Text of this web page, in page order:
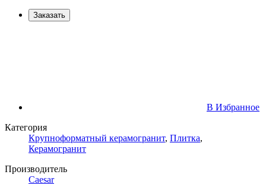
Заказать
В Избранное
Категория
Крупноформатный керамогранит, Плитка,
Керамогранит
Производитель
Caesar